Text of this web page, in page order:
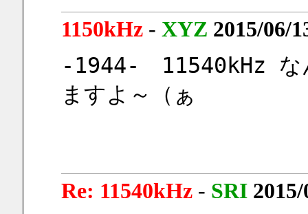
1150kHz- XYZ 2015/06/
-1944-　11540kHz な
ますよ～（ぁ
Re: 11540kHz- SRI